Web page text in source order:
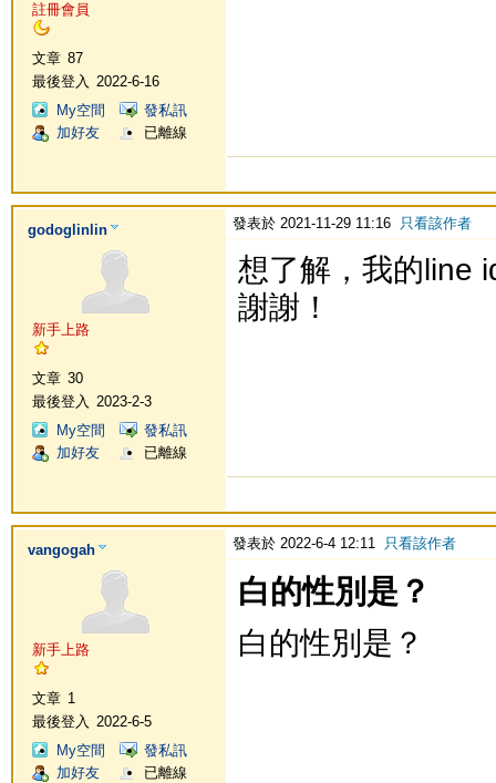
註冊會員
文章 87
最後登入
2022-6-16
My空間
發私訊
加好友
已離線
godoglinlin
新手上路
文章 30
最後登入
2023-2-3
My空間
發私訊
加好友
已離線
發表於 2021-11-29 11:16 只看該作者
想了解，我的line
謝謝！
vangogah
新手上路
文章 1
最後登入
2022-6-5
My空間
發私訊
加好友
已離線
發表於 2022-6-4 12:11 只看該作者
白的性別是？
白的性別是？